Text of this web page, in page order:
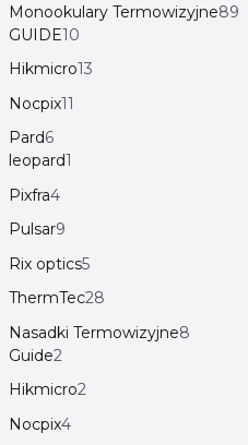
Monookulary Termowizyjne89
GUIDE10
Hikmicro13
Nocpix11
Pard6
leopard1
Pixfra4
Pulsar9
Rix optics5
ThermTec28
Nasadki Termowizyjne8
Guide2
Hikmicro2
Nocpix4